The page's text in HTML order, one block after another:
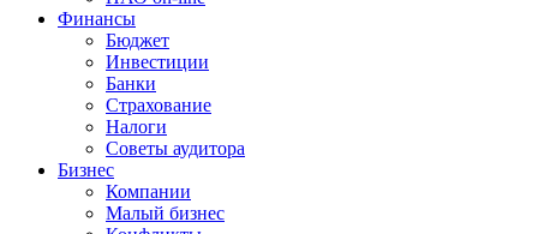
Финансы
Бюджет
Инвестиции
Банки
Страхование
Налоги
Советы аудитора
Бизнес
Компании
Малый бизнес